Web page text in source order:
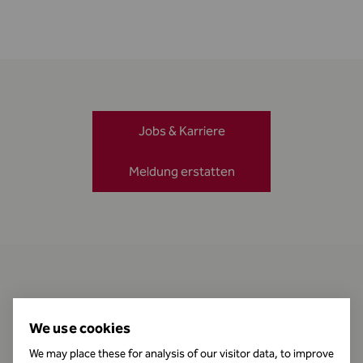
Jobs & Karriere
Meldung erstatten
We use cookies
We may place these for analysis of our visitor data, to improve